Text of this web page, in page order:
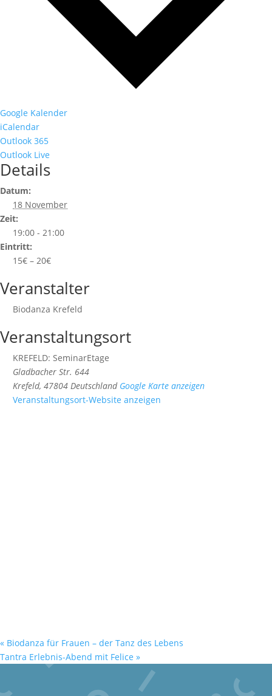
Google Kalender
iCalendar
Outlook 365
Outlook Live
Details
Datum:
18 November
Zeit:
19:00 - 21:00
Eintritt:
15€ – 20€
Veranstalter
Biodanza Krefeld
Veranstaltungsort
KREFELD: SeminarEtage
Gladbacher Str. 644
Krefeld, 47804 Deutschland Google Karte anzeigen
Veranstaltungsort-Website anzeigen
« Biodanza für Frauen – der Tanz des Lebens
Tantra Erlebnis-Abend mit Felice »